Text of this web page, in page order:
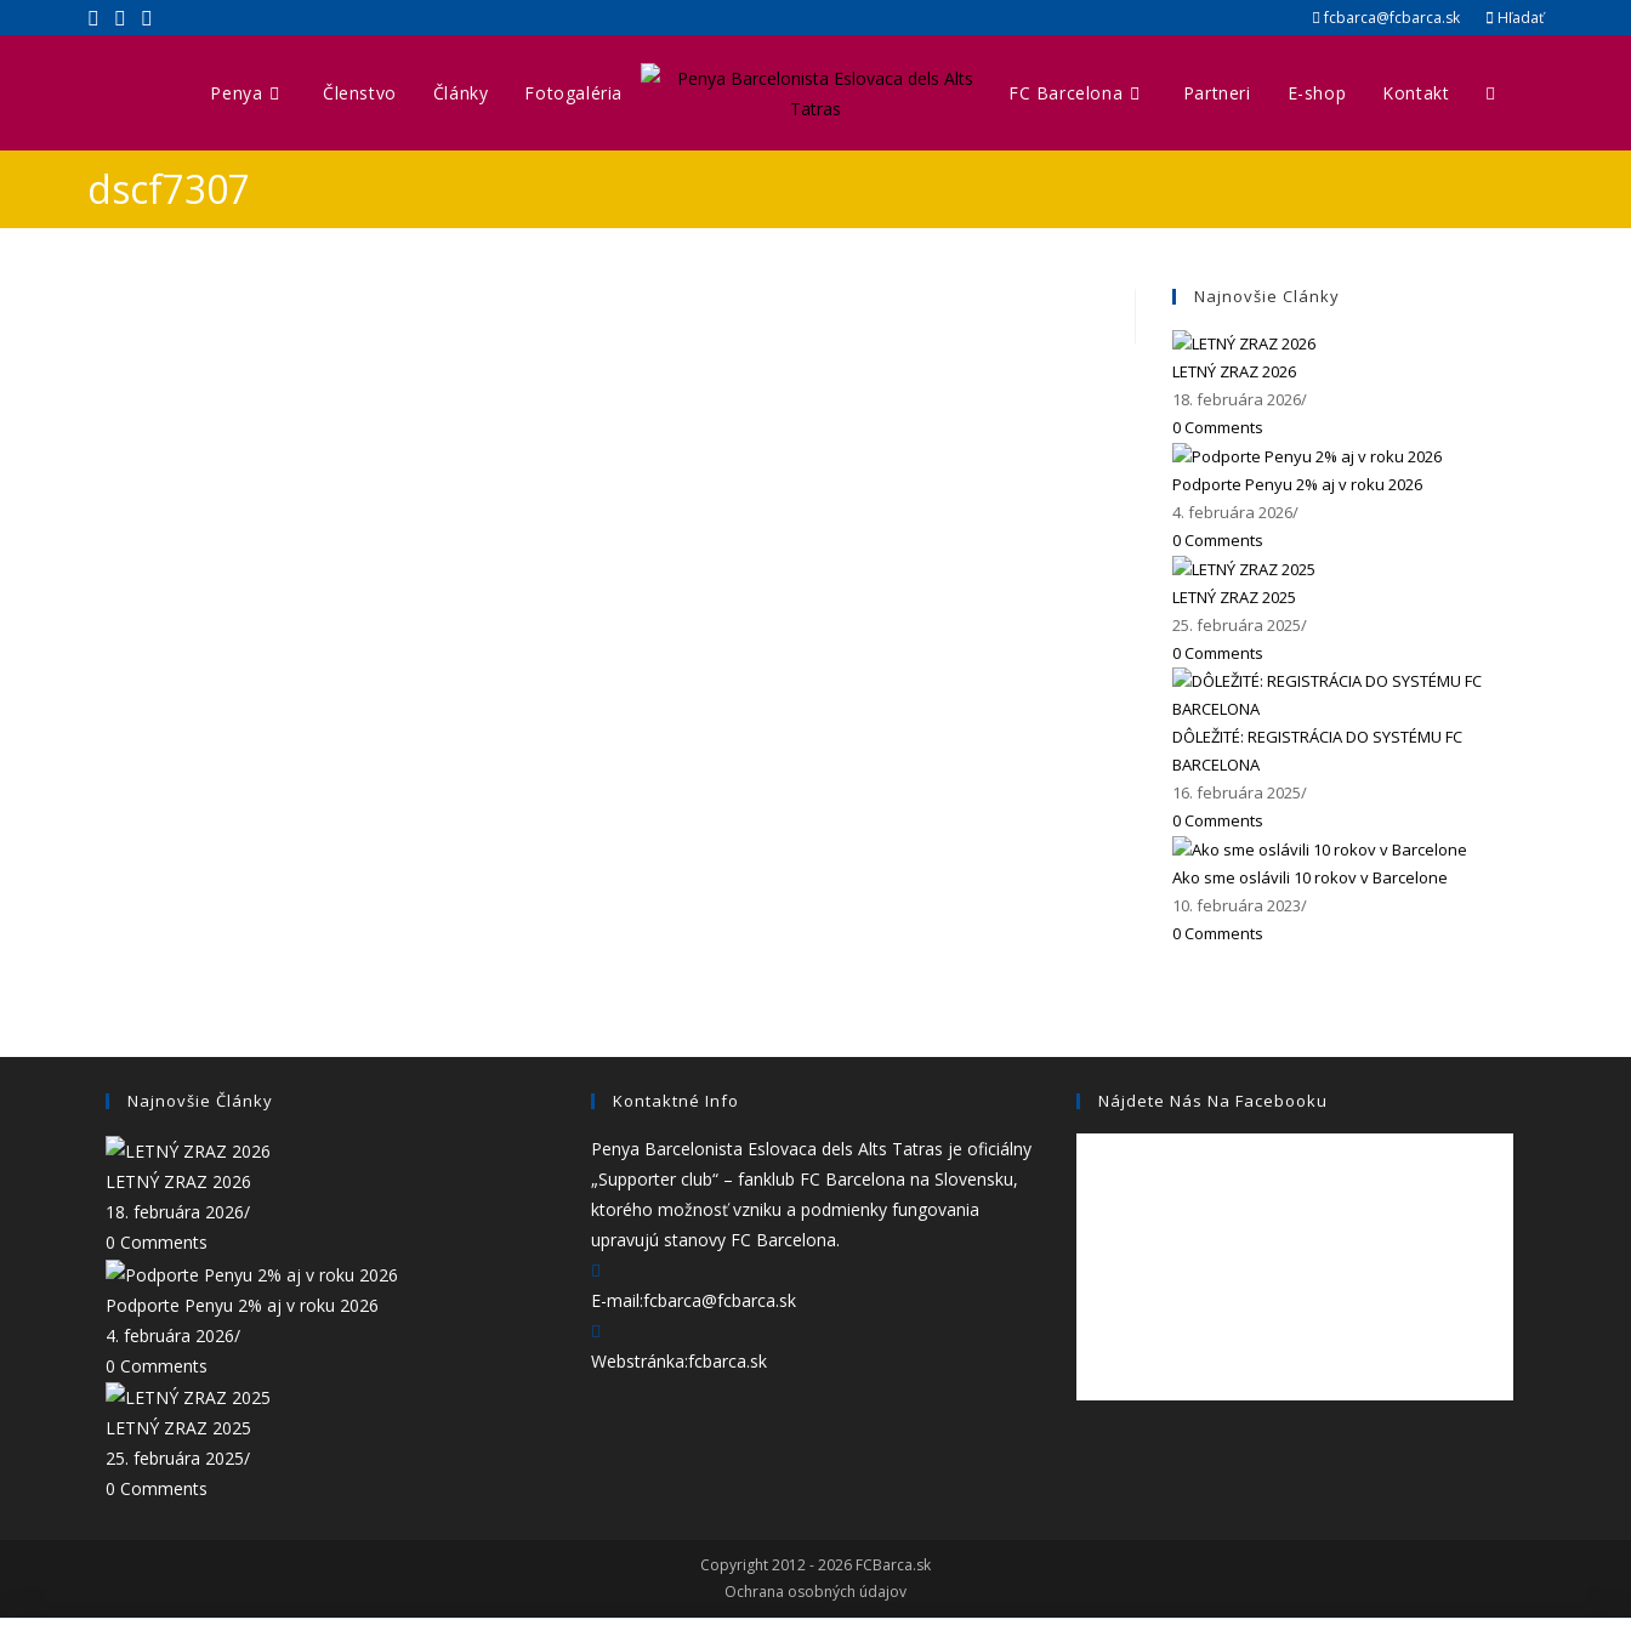
fcbarca@fcbarca.sk Hľadať
Penya Členstvo Články Fotogaléria FC Barcelona Partneri E-shop Kontakt
dscf7307
Najnovšie Clánky
LETNÝ ZRAZ 2026
18. februára 2026/
0 Comments
Podporte Penyu 2% aj v roku 2026
4. februára 2026/
0 Comments
LETNÝ ZRAZ 2025
25. februára 2025/
0 Comments
DÔLEŽITÉ: REGISTRÁCIA DO SYSTÉMU FC
BARCELONA
16. februára 2025/
0 Comments
Ako sme oslávili 10 rokov v Barcelone
10. februára 2023/
0 Comments
Najnovšie Články
LETNÝ ZRAZ 2026
18. februára 2026/
0 Comments
Podporte Penyu 2% aj v roku 2026
4. februára 2026/
0 Comments
LETNÝ ZRAZ 2025
25. februára 2025/
0 Comments
Kontaktné Info
Penya Barcelonista Eslovaca dels Alts Tatras je oficiálny
„Supporter club“ – fanklub FC Barcelona na Slovensku,
ktorého možnosť vzniku a podmienky fungovania
upravujú stanovy FC Barcelona.
E-mail:fcbarca@fcbarca.sk
Webstránka:fcbarca.sk
Nájdete Nás Na Facebooku
Copyright 2012 - 2026 FCBarca.sk
Ochrana osobných údajov